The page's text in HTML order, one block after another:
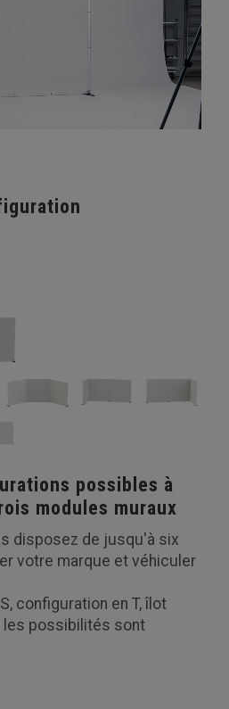
possibles à
modules muraux
disposez de jusqu'à six
votre marque et véhiculer
configuration en T, îlot
les possibilités sont